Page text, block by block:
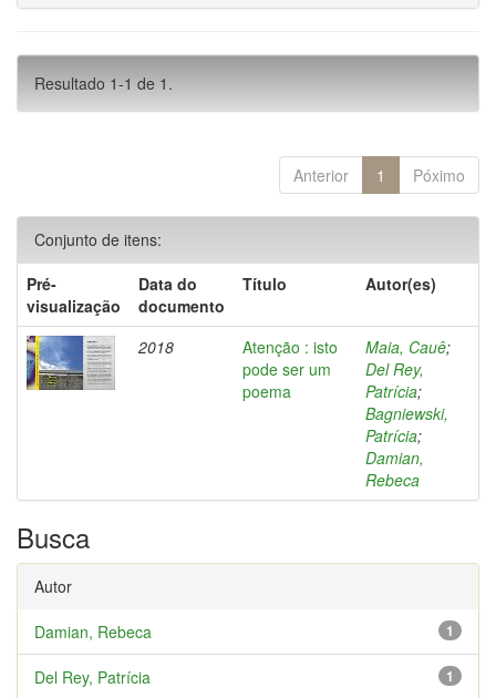
Resultado 1-1 de 1.
Anterior 1 Póximo
Conjunto de itens:
Pré-
visualização
Data do
documento
Título Autor(es)
2018
Atenção : isto
pode ser um
poema
Maia, Cauê;
Del Rey,
Patrícia;
Bagniewski,
Patrícia;
Damian,
Rebeca
Busca
Autor
1
Damian, Rebeca
1
Del Rey, Patrícia